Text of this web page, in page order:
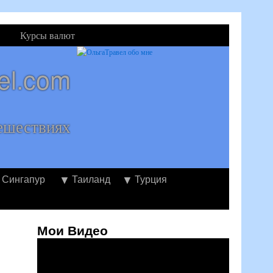
Курсы валют
Сингапур Таиланд
Турция
Мои Видео